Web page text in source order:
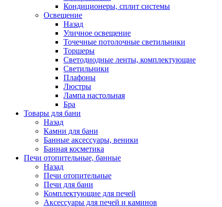
Кондиционеры, сплит системы
Освещение
Назад
Уличное освещение
Точечные потолочные светильники
Торшеры
Светодиодные ленты, комплектующие
Светильники
Плафоны
Люстры
Лампа настольная
Бра
Товары для бани
Назад
Камни для бани
Банные аксессуары, веники
Банная косметика
Печи отопительные, банные
Назад
Печи отопительные
Печи для бани
Комплектующие для печей
Аксессуары для печей и каминов